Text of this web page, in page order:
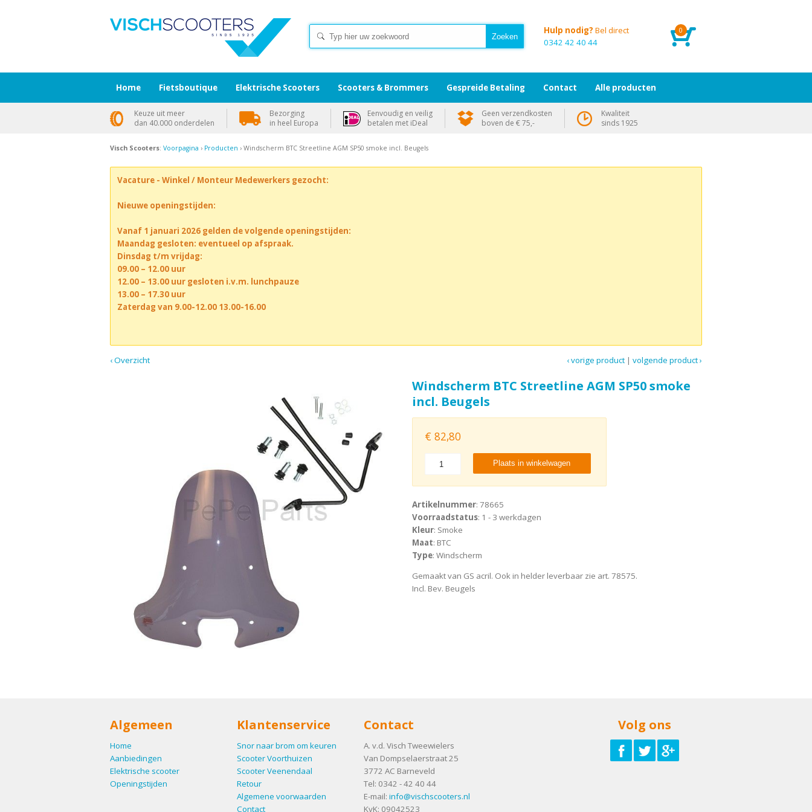
0
Hulp nodig? Bel direct
0342 42 40 44
Visch Scooters: Voorpagina › Producten › Windscherm BTC Streetline AGM SP50 smoke incl. Beugels
Vacature - Winkel / Monteur Medewerkers gezocht:
Nieuwe openingstijden:
Vanaf 1 januari 2026 gelden de volgende openingstijden:
Maandag gesloten: eventueel op afspraak.
Dinsdag t/m vrijdag:
09.00 – 12.00 uur
12.00 – 13.00 uur gesloten i.v.m. lunchpauze
13.00 – 17.30 uur
Zaterdag van 9.00-12.00 13.00-16.00
‹ Overzicht volgende product ›
|
‹ vorige product
Windscherm BTC Streetline AGM SP50 smoke
incl. Beugels
€ 82,80
Plaats in winkelwagen
Artikelnummer: 78665
Voorraadstatus: 1 - 3 werkdagen
Kleur: Smoke
Maat: BTC
Type: Windscherm
Gemaakt van GS acril. Ook in helder leverbaar zie art. 78575.
Incl. Bev. Beugels
Algemeen
Home
Aanbiedingen
Elektrische scooter
Openingstijden
Klantenservice
Snor naar brom om keuren
Scooter Voorthuizen
Scooter Veenendaal
Retour
Algemene voorwaarden
Contact
Contact
A. v.d. Visch Tweewielers
Van Dompselaerstraat 25
3772 AC Barneveld
Tel: 0342 - 42 40 44
E-mail: info@vischscooters.nl
KvK: 09042523
Volg ons
Home Fietsboutique Elektrische Scooters Scooters & Brommers Gespreide Betaling Contact Alle producten
Keuze uit meer
dan 40.000 onderdelen
Bezorging
in heel Europa
Eenvoudig en veilig
betalen met iDeal
Geen verzendkosten
boven de € 75,-
Kwaliteit
sinds 1925